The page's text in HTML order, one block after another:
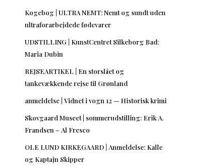
Kogebog | ULTRA NEMT: Nemt og sundt uden
ultraforarbejdede fødevarer
UDSTILLING | KunstCentret Silkeborg Bad:
Maria Dubin
REJSEARTIKEL | En storslået og
tankevækkende rejse til Grønland
anmeldelse | Vidnet i vogn 12 — Historisk krimi
Skovgaard Museet | sommerudstilling: Erik A.
Frandsen – Al Fresco
OLE LUND KIRKEGAARD | Anmeldelse: Kalle
og Kaptajn Skipper